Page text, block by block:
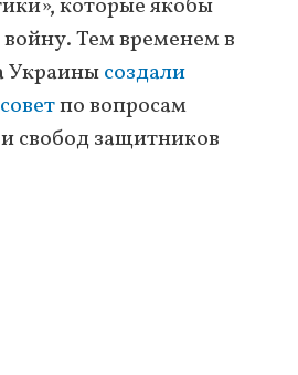
которые якобы
Тем временем в
Украинысоздали
по вопросам
свобод защитников